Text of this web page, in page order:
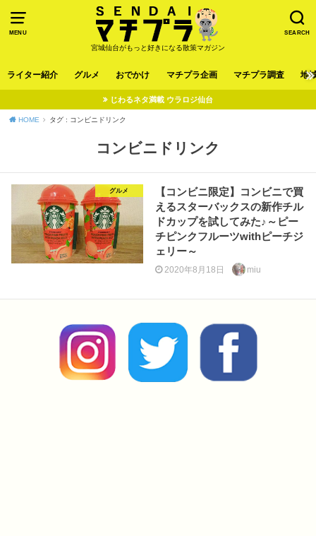
MENU SEARCH
宮城仙台がもっと好きになる散策マガジン
ライター紹介 グルメ おでかけ マチプラ企画 マチプラ調査 地
じわるネタ満載 ウラロジ仙台
HOME タグ : コンビニドリンク
コンビニドリンク
グルメ
【コンビニ限定】コンビニで買
えるスターバックスの新作チル
ドカップを試してみた♪～ピー
チピンクフルーツwithピーチジ
ェリー～
2020年8月18日 miu